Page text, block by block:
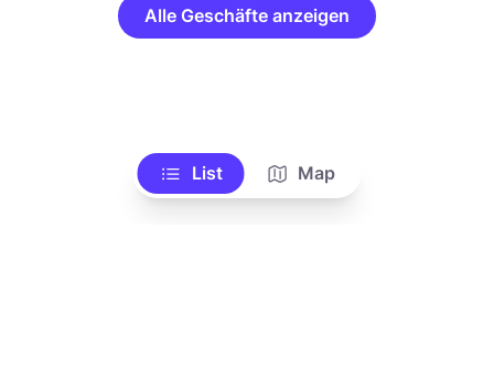
Alle Geschäfte anzeigen
List Map